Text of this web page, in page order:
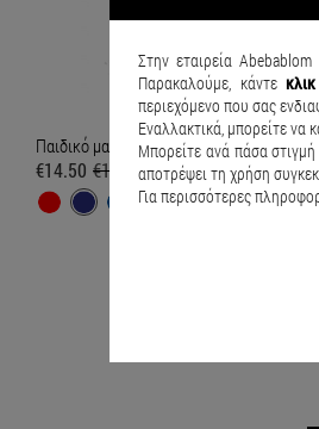
Παιδικό μαγιό Water active Μπλε Σκούρο
€14.50 €19.90
Στην εταιρεία
Παρακαλούμε, κάντεκλικ
περιεχόμενο που σας
Εναλλακτικά, μπορείτε να
Μπορείτε ανά πάσα
αποτρέψει τη χρήση
Για περισσότερες